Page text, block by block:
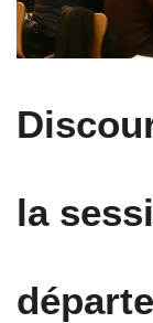
la